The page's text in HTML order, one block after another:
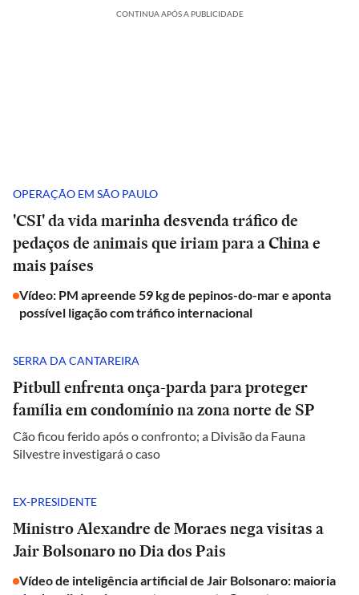
CONTINUA APÓS A PUBLICIDADE
OPERAÇÃO EM SÃO PAULO
'CSI' da vida marinha desvenda tráfico de
pedaços de animais que iriam para a China e
mais países
Vídeo: PM apreende 59 kg de pepinos-do-mar e aponta
possível ligação com tráfico internacional
SERRA DA CANTAREIRA
Pitbull enfrenta onça-parda para proteger
família em condomínio na zona norte de SP
Cão ficou ferido após o confronto; a Divisão da Fauna
Silvestre investigará o caso
EX-PRESIDENTE
Ministro Alexandre de Moraes nega visitas a
Jair Bolsonaro no Dia dos Pais
Vídeo de inteligência artificial de Jair Bolsonaro: maioria